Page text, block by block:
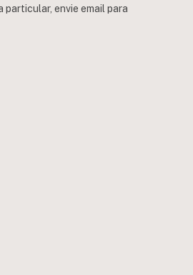
particular, envie email para